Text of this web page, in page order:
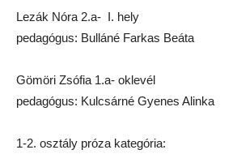
Lezák Nóra 2.a- I. hely
pedagógus: Bulláné Farkas Beáta
Gömöri Zsófia 1.a- oklevél
pedagógus: Kulcsárné Gyenes Alinka
1-2. osztály próza kategória: